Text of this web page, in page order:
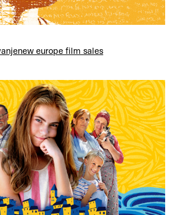
new europe film sales